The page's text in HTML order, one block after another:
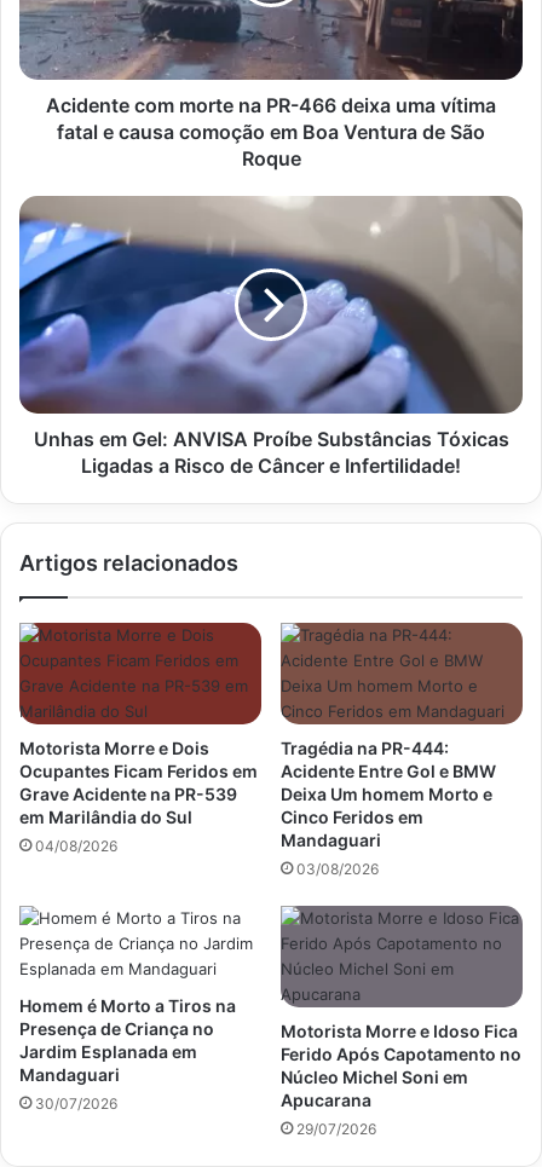
deixa
uma
vítima
fatal
em
Boa
Ventura
de
São
Roque
Acidente com morte na PR-466 deixa uma vítima
fatal e causa comoção em Boa Ventura de São
Roque
Unhas
em
Gel:
ANVISA
Proíbe
Substâncias
Tóxicas
Ligadas
a
Risco
Unhas em Gel: ANVISA Proíbe Substâncias Tóxicas
Ligadas a Risco de Câncer e Infertilidade!
Artigos relacionados
Motorista Morre e Dois
Ocupantes Ficam Feridos em
Grave Acidente na PR-539
em Marilândia do Sul
04/08/2026
Tragédia na PR-444:
Acidente Entre Gol e BMW
Deixa Um homem Morto e
Cinco Feridos em
Mandaguari
03/08/2026
Homem é Morto a Tiros na
Presença de Criança no
Jardim Esplanada em
Mandaguari
30/07/2026
Motorista Morre e Idoso Fica
Ferido Após Capotamento no
Núcleo Michel Soni em
Apucarana
29/07/2026